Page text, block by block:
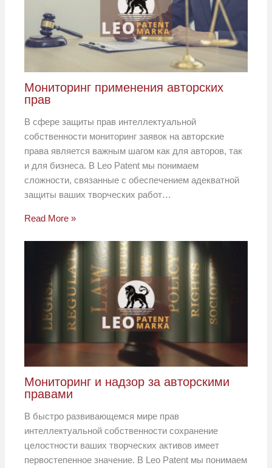
Мониторинг применения авторских
прав
В сфере защиты прав интеллектуальной
собственности мониторинг заявок на авторские
права является важным шагом как для авторов, так
и для бизнеса. В Leo Patent мы понимаем
сложности, связанные с обеспечением адекватной
защиты ваших творческих работ…
Read More »
Мониторинг и надзор за авторскими
правами
В быстро развивающемся мире прав
интеллектуальной собственности сохранение
целостности ваших творческих активов имеет
первостепенное значение. В Leo Patent мы понимаем